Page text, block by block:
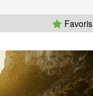
Favoris